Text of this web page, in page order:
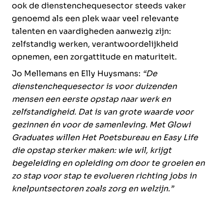
ook de dienstenchequesector steeds vaker
genoemd als een plek waar veel relevante
talenten en vaardigheden aanwezig zijn:
zelfstandig werken, verantwoordelijkheid
opnemen, een zorgattitude en maturiteit.
Jo Mellemans en Elly Huysmans: “De
dienstenchequesector is voor duizenden
mensen een eerste opstap naar werk en
zelfstandigheid. Dat is van grote waarde voor
gezinnen én voor de samenleving. Met Glowi
Graduates willen Het Poetsbureau en Easy Life
die opstap sterker maken: wie wil, krijgt
begeleiding en opleiding om door te groeien en
zo stap voor stap te evolueren richting jobs in
knelpuntsectoren zoals zorg en welzijn.”